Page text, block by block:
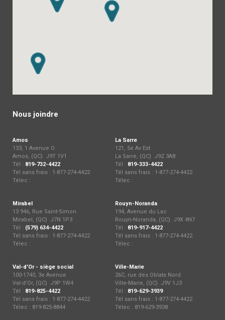
Nous joindre
Amos
133, 1 Avenue O
Amos, (QC) J9T 1V1
Tél : 819-732-4422
Tél sans frais : 1-877-274-4422
Télec :
La Sarre
121, 5e Av Est
La Sarre, (QC) J9Z 3A8
Tél : 819-333-4422
Tél sans frais : 1-877-274-4422
Télec :
Mirabel
13 946, Rue Saint-Simon
Mirabel, (QC) J7N 1P3
Tél : (579) 634-4422
Tél sans frais : 1-877-274-4422
Télec :
Rouyn-Noranda
194, Avenue du Lac
Rouyn-Noranda, (QC) J9X 4N7
Tél : 819-917-4422
Tél sans frais : 1-877-274-4422
Télec :
Val-d'Or - siège social
100-1740, 3e Avenue
Val-d'Or, (QC) J9P 1W4
Tél : 819-825-4422
Tél sans frais : 1-877-274-4422
Télec : 819-825-8844
Ville-Marie
26C, rue des Oblats Nord
Ville-Marie, (QC) J9V 1J3
Tél : 819-629-3939
Tél sans frais : 1-877-274-4422
Télec : 819-629-3938